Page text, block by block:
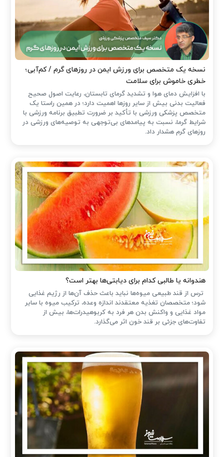
نسخه یک متخصص برای ورزش ایمن در روزهای گرم / کم‌آبی؛
خطری خاموش برای سلامت
با افزایش دمای هوا و تشدید گرمای تابستان، رعایت اصول صحیح
فعالیت بدنی بیش از سایر روزها اهمیت دارد؛ در همین راستا یک
متخصص پزشکی ورزشی با تأکید بر ضرورت تطبیق برنامه ورزشی با
شرایط گرما، نسبت به پیامدهای بی‌توجهی به توصیه‌های ورزشی در
روزهای گرم هشدار داد.
هندوانه یا طالبی کدام برای دیابتی‌ها بهتر است؟
ترس از قند طبیعی میوه‌ها نباید باعث حذف آن‌ها از رژیم غذایی
شود؛ متخصصان تغذیه معتقدند اندازه وعده، ترکیب میوه با سایر
مواد غذایی و واکنش بدن هر فرد به کربوهیدرات‌ها، بیش از
تفاوت‌های جزئی بر قند خون اثر می‌گذارد.